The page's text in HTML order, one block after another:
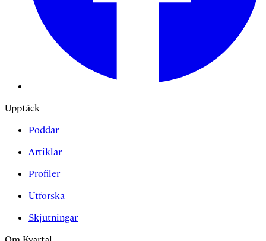
Upptäck
Poddar
Artiklar
Profiler
Utforska
Skjutningar